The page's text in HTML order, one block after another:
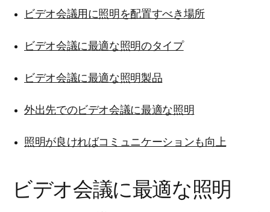
ビデオ会議用に照明を配置すべき場所
ビデオ会議に最適な照明のタイプ
ビデオ会議に最適な照明製品
外出先でのビデオ会議に最適な照明
照明が良ければコミュニケーションも向上
ビデオ会議に最適な照明